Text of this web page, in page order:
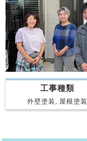
工事種類
外壁塗装, 屋根塗装